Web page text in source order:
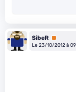
SibeR Premium
Le 23/10/2012 à